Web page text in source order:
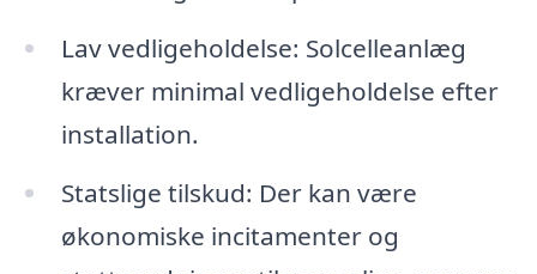
Lav vedligeholdelse: Solcelleanlæg
kræver minimal vedligeholdelse efter
installation.
Statslige tilskud: Der kan være
økonomiske incitamenter og